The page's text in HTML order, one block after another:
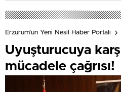
Erzurum'un Yeni Nesil Haber Portalı
Uyuşturucuya
mücadele çağrısı!